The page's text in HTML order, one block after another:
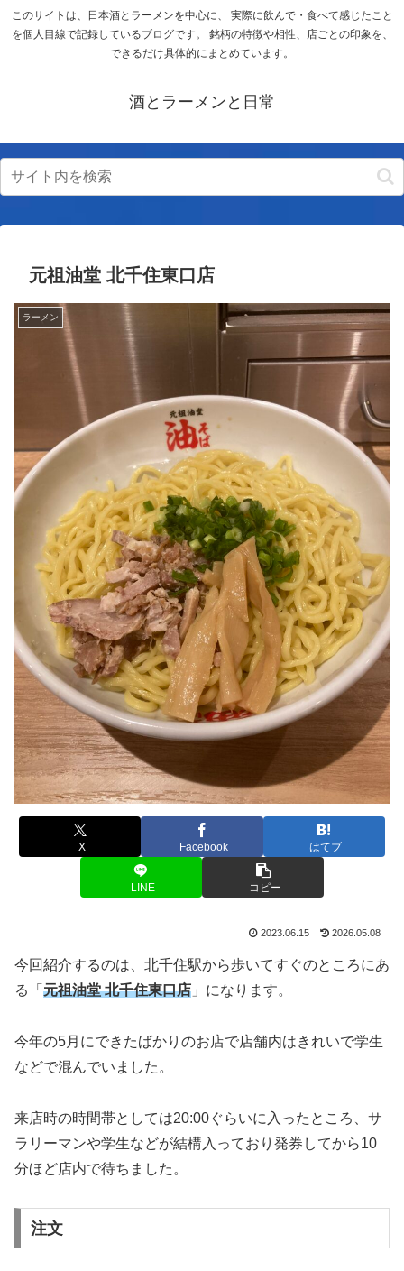
このサイトは、日本酒とラーメンを中心に、 実際に飲んで・食べて感じたこと
を個人目線で記録しているブログです。 銘柄の特徴や相性、店ごとの印象を、
できるだけ具体的にまとめています。
酒とラーメンと日常
元祖油堂 北千住東口店
ラーメン
X Facebook はてブ
LINE コピー
2023.06.15 2026.05.08
今回紹介するのは、北千住駅から歩いてすぐのところにあ
る「 元祖油堂 北千住東口店 」になります。
今年の5月にできたばかりのお店で店舗内はきれいで学生
などで混んでいました。
来店時の時間帯としては20:00ぐらいに入ったところ、サ
ラリーマンや学生などが結構入っており発券してから10
分ほど店内で待ちました。
注文